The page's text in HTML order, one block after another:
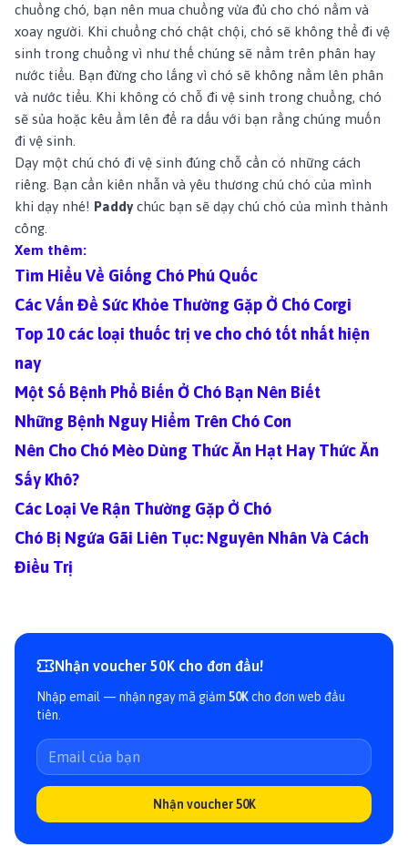
chuồng chó, bạn nên mua chuồng vừa đủ cho chó nằm và
xoay người. Khi chuồng chó chật chội, chó sẽ không thể đi vệ
sinh trong chuồng vì như thế chúng sẽ nằm trên phân hay
nước tiểu. Bạn đừng cho lắng vì chó sẽ không nằm lên phân
và nước tiểu. Khi không có chỗ đi vệ sinh trong chuồng, chó
sẽ sủa hoặc kêu ầm lên để ra dấu với bạn rằng chúng muốn
đi vệ sinh.
Dạy một chú chó đi vệ sinh đúng chỗ cần có những cách
riêng. Bạn cần kiên nhẫn và yêu thương chú chó của mình
khi dạy nhé! Paddy chúc bạn sẽ dạy chú chó của mình thành
công.
Xem thêm:
Tìm Hiểu Về Giống Chó Phú Quốc
Các Vấn Đề Sức Khỏe Thường Gặp Ở Chó Corgi
Top 10 các loại thuốc trị ve cho chó tốt nhất hiện
nay
Một Số Bệnh Phổ Biến Ở Chó Bạn Nên Biết
Những Bệnh Nguy Hiểm Trên Chó Con
Nên Cho Chó Mèo Dùng Thức Ăn Hạt Hay Thức Ăn
Sấy Khô?
Các Loại Ve Rận Thường Gặp Ở Chó
Chó Bị Ngứa Gãi Liên Tục: Nguyên Nhân Và Cách
Điều Trị
Nhận voucher 50K cho đơn đầu!
Nhập email — nhận ngay mã giảm 50Kcho đơn web đầu
tiên.
Nhận voucher 50K